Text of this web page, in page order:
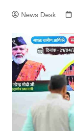
News Desk